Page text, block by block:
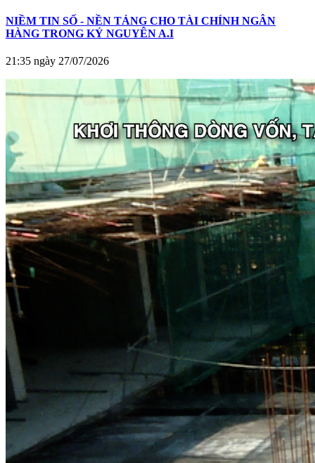
NIỀM TIN SỐ - NỀN TẢNG CHO TÀI CHÍNH NGÂN
HÀNG TRONG KỶ NGUYÊN A.I
21:35 ngày 27/07/2026